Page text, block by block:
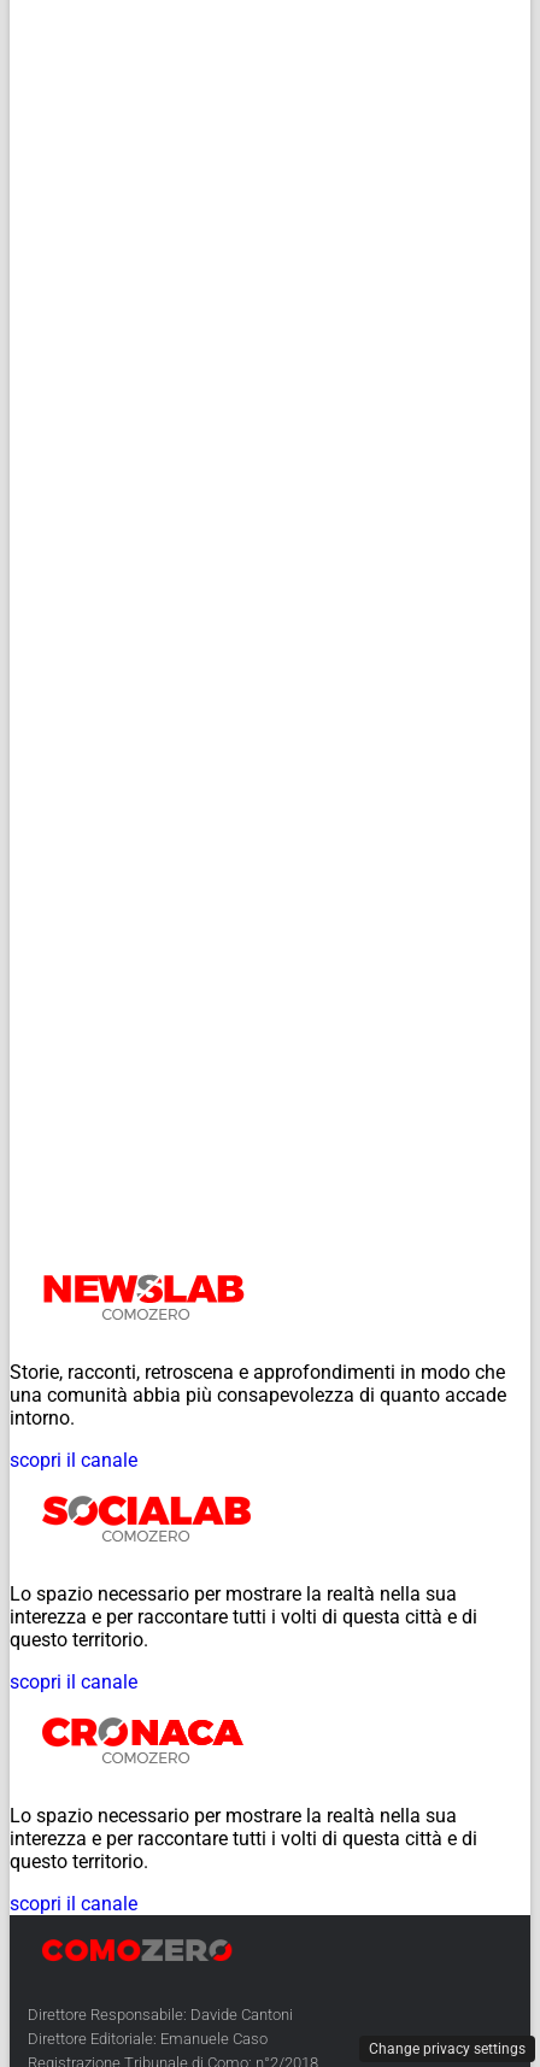
Storie, racconti, retroscena e approfondimenti in modo che
una comunità abbia più consapevolezza di quanto accade
intorno.
scopri il canale
Lo spazio necessario per mostrare la realtà nella sua
interezza e per raccontare tutti i volti di questa città e di
questo territorio.
scopri il canale
Lo spazio necessario per mostrare la realtà nella sua
interezza e per raccontare tutti i volti di questa città e di
questo territorio.
scopri il canale
Direttore Responsabile: Davide Cantoni
Direttore Editoriale: Emanuele Caso
Registrazione Tribunale di Como: n°2/2018
Change privacy settings